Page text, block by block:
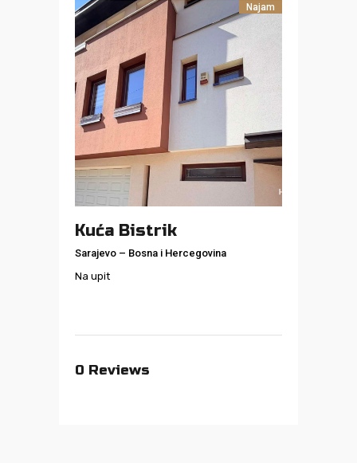
Najam
Kuća Bistrik
Sarajevo – Bosna i Hercegovina
Na upit
0 Reviews